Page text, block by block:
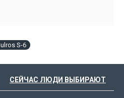
S-6
СЕЙЧАС ЛЮДИ ВЫБИРАЮТ